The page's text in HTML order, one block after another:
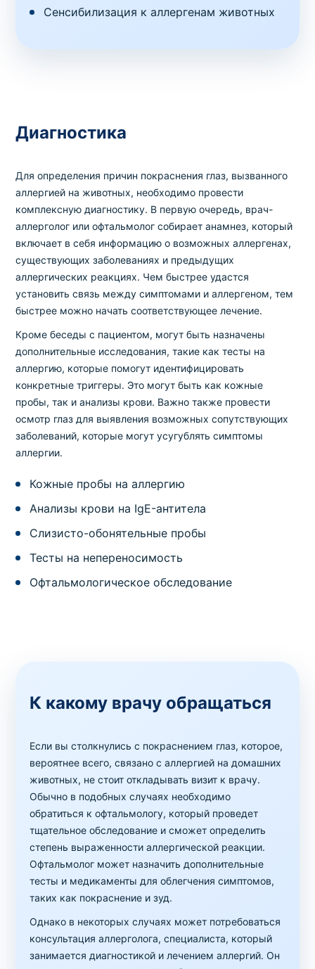
Сенсибилизация к аллергенам животных
Диагностика
Для определения причин покраснения глаз, вызванного
аллергией на животных, необходимо провести
комплексную диагностику. В первую очередь, врач-
аллерголог или офтальмолог собирает анамнез, который
включает в себя информацию о возможных аллергенах,
существующих заболеваниях и предыдущих
аллергических реакциях. Чем быстрее удастся
установить связь между симптомами и аллергеном, тем
быстрее можно начать соответствующее лечение.
Кроме беседы с пациентом, могут быть назначены
дополнительные исследования, такие как тесты на
аллергию, которые помогут идентифицировать
конкретные триггеры. Это могут быть как кожные
пробы, так и анализы крови. Важно также провести
осмотр глаз для выявления возможных сопутствующих
заболеваний, которые могут усугублять симптомы
аллергии.
Кожные пробы на аллергию
Анализы крови на IgE-антитела
Слизисто-обонятельные пробы
Тесты на непереносимость
Офтальмологическое обследование
К какому врачу обращаться
Если вы столкнулись с покраснением глаз, которое,
вероятнее всего, связано с аллергией на домашних
животных, не стоит откладывать визит к врачу.
Обычно в подобных случаях необходимо
обратиться к офтальмологу, который проведет
тщательное обследование и сможет определить
степень выраженности аллергической реакции.
Офтальмолог может назначить дополнительные
тесты и медикаменты для облегчения симптомов,
таких как покраснение и зуд.
Однако в некоторых случаях может потребоваться
консультация аллерголога, специалиста, который
занимается диагностикой и лечением аллергий. Он